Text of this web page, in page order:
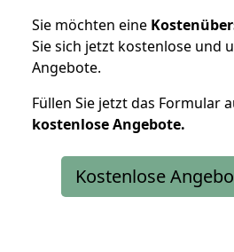
Sie möchten eine
Sie sich jetzt kostenlose und
Angebote.
Füllen Sie jetzt das Formular
kostenloseAngebote.
Kostenlose